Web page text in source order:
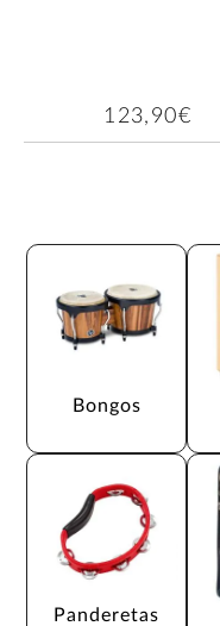
123,90€
Bongos
Panderetas